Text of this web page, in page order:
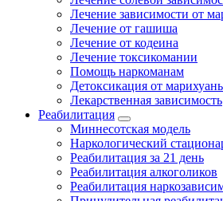
Лечение зависимости от
Лечение от гашиша
Лечение от кодеина
Лечение токсикомании
Помощь наркоманам
Детоксикация от
Лекарственная зависимость
Реабилитация
Миннесотская модель
Наркологический
Реабилитация за 21 день
Реабилитация алкоголиков
Реабилитация